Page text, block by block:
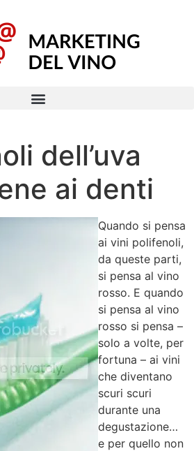
dell’uva
ai denti
Quando si pensa
ai vini polifenoli,
da queste parti,
si pensa al vino
rosso. E quando
si pensa al vino
rosso si pensa –
solo a volte, per
fortuna – ai vini
che diventano
scuri scuri
durante una
degustazione…
e per quello non